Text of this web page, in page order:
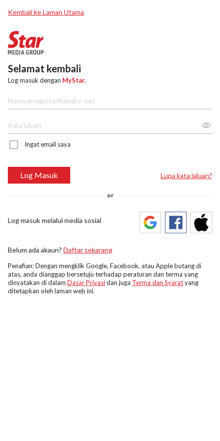
Kembali ke Laman Utama
Selamat kembali
Log masuk dengan MyStar.
Ingat email saya
Log Masuk Lupa kata laluan?
or
Log masuk melalui media sosial
Belum ada akaun? Daftar sekarang
Penafian: Dengan mengklik Google, Facebook, atau Apple butang di
atas, anda dianggap bersetuju terhadap peraturan dan terma yang
dinyatakan di dalam Dasar Privasidan juga Terma dan Syaratyang
ditetapkan oleh laman web ini.